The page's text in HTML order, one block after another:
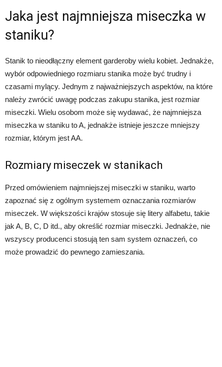
Jaka jest najmniejsza miseczka w
staniku?
Stanik to nieodłączny element garderoby wielu kobiet. Jednakże,
wybór odpowiedniego rozmiaru stanika może być trudny i
czasami mylący. Jednym z najważniejszych aspektów, na które
należy zwrócić uwagę podczas zakupu stanika, jest rozmiar
miseczki. Wielu osobom może się wydawać, że najmniejsza
miseczka w staniku to A, jednakże istnieje jeszcze mniejszy
rozmiar, którym jest AA.
Rozmiary miseczek w stanikach
Przed omówieniem najmniejszej miseczki w staniku, warto
zapoznać się z ogólnym systemem oznaczania rozmiarów
miseczek. W większości krajów stosuje się litery alfabetu, takie
jak A, B, C, D itd., aby określić rozmiar miseczki. Jednakże, nie
wszyscy producenci stosują ten sam system oznaczeń, co
może prowadzić do pewnego zamieszania.